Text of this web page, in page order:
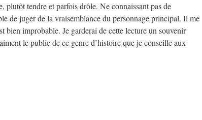
plutôt tendre et parfois drôle. Ne connaissant pas de
de juger de la vraisemblance du personnage principal. Il me
bien improbable. Je garderai de cette lecture un souvenir
le public de ce genre d’histoire que je conseille aux